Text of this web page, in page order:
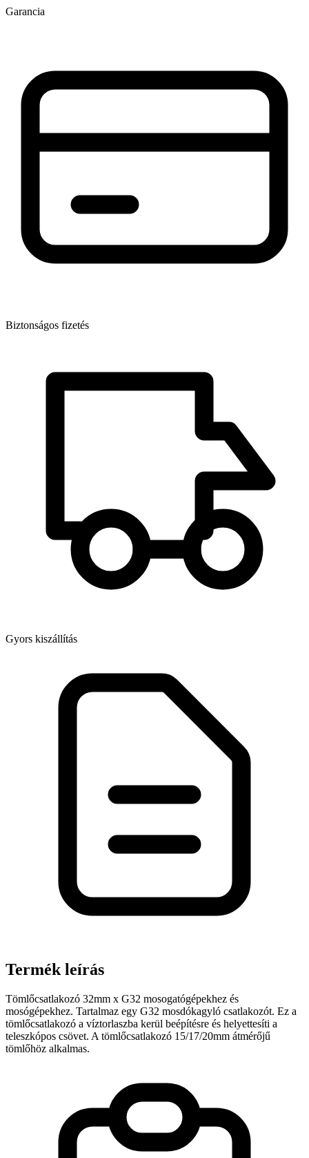
Garancia
Biztonságos fizetés
Gyors kiszállítás
Termék leírás
Tömlőcsatlakozó 32mm x G32 mosogatógépekhez és
mosógépekhez. Tartalmaz egy G32 mosdókagyló csatlakozót. Ez a
tömlőcsatlakozó a víztorlaszba kerül beépítésre és helyettesíti a
teleszkópos csövet. A tömlőcsatlakozó 15/17/20mm átmérőjű
tömlőhöz alkalmas.